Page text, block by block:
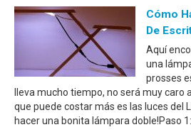
Cómo
De
Aquí
una
prosses
lleva mucho tiempo, no será muy caro
que puede costar más es las luces del
hacer una bonita lámpara doble!Paso